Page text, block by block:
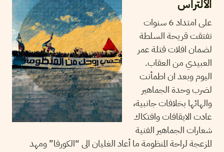
الألتراس
على امتداد 6 سنوات
تفتقت قريحة السلطة
لضمان افلات قتلة عمر
العبيدي من العقاب.
اليوم وبعد ان اطمأنت
لضرب وحدة الجماهير
والهائها بخلافات جانبية،
عادت الايقافات وافتكاك
شعارات الجماهير الفنية
المزعجة لراحة المنظومة ما أعاد الغليان الى “الكورفا” ومهد